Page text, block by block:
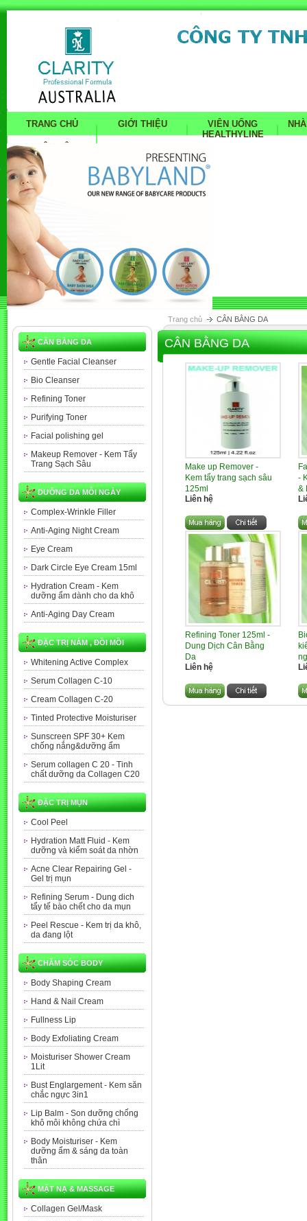
TRANG CHỦ GIỚI THIỆU
VIÊN UỐNG
HEALTHYLINE
LIÊN HỆ
CÂN BẰNG DA
Gentle Facial Cleanser
Bio Cleanser
Refining Toner
Purifying Toner
Facial polishing gel
Makeup Remover - Kem Tẩy
Trang Sạch Sâu
DƯỠNG DA MỖI NGÀY
Complex-Wrinkle Filler
Anti-Aging Night Cream
Eye Cream
Dark Circle Eye Cream 15ml
Hydration Cream - Kem
dưỡng ẩm dành cho da khô
Anti-Aging Day Cream
ĐẶC TRỊ NÁM , ĐỒI MỒI
Whitening Active Complex
Serum Collagen C-10
Cream Collagen C-20
Tinted Protective Moisturiser
Sunscreen SPF 30+ Kem
chống nắng&dưỡng ẩm
Serum collagen C 20 - Tinh
chất dưỡng da Collagen C20
ĐẶC TRỊ MỤN
Cool Peel
Hydration Matt Fluid - Kem
dưỡng và kiểm soát da nhờn
Acne Clear Repairing Gel -
Gel trị mụn
Refining Serum - Dung dich
tẩy tế bào chết cho da mụn
Peel Rescue - Kem trị da khô,
da đang lột
CHĂM SÓC BODY
Body Shaping Cream
Hand & Nail Cream
Fullness Lip
Body Exfoliating Cream
Moisturiser Shower Cream
1Lit
Bust Englargement - Kem săn
chắc ngực 3in1
Lip Balm - Son dưỡng chống
khô môi không chứa chì
Body Moisturiser - Kem
dưỡng ẩm & sáng da toàn
thân
MẶT NẠ & MASSAGE
Collagen Gel/Mask
Trang chủ CÂN BẰNG DA
CÂN BẰNG DA
Make up Remover -
Kem tẩy trang sạch sâu
125ml
Liên hệ
-
&
Refining Toner 125ml -
Dung Dịch Cân Bằng
Da
Liên hệ